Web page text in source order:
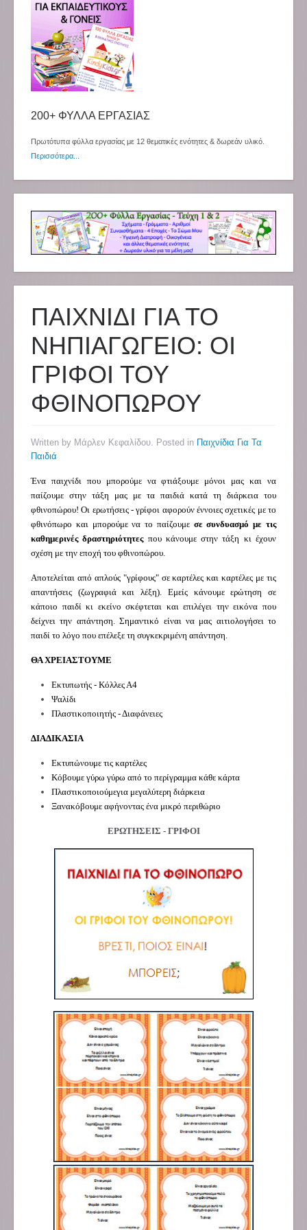
200+ ΦΥΛΛΑ ΕΡΓΑΣΙΑΣ
Πρωτότυπα φύλλα εργασίας με 12 θεματικές ενότητες & δωρεάν υλικό.
Περισσότερα...
ΠΑΙΧΝΙΔΙ ΓΙΑ ΤΟ
ΝΗΠΙΑΓΩΓΕΙΟ: ΟΙ
ΓΡΙΦΟΙ ΤΟΥ
ΦΘΙΝΟΠΩΡΟΥ
Written by Μάρλεν Κεφαλίδου. Posted in Παιχνίδια Για Τα
Παιδιά
Ένα παιχνίδι που μπορούμε να φτιάξουμε μόνοι μας και να
παίζουμε στην τάξη μας με τα παιδιά κατά τη διάρκεια του
φθινοπώρου! Οι ερωτήσεις - γρίφοι αφορούν έννοιες σχετικές με το
φθινόπωρο και μπορούμε να το παίζουμε σε συνδυασμό με τις
καθημερινές δραστηριότητεςπου κάνουμε στην τάξη κι έχουν
σχέση με την εποχή του φθινοπώρου.
Αποτελείται από απλούς "γρίφους" σε καρτέλες και καρτέλες με τις
απαντήσεις (ζωγραφιά και λέξη). Εμείς κάνουμε ερώτηση σε
κάποιο παιδί κι εκείνο σκέφτεται και επιλέγει την εικόνα που
δείχνει την απάντηση. Σημαντικό είναι να μας αιτιολογήσει το
παιδί το λόγο που επέλεξε τη συγκεκριμένη απάντηση.
ΘΑ ΧΡΕΙΑΣΤΟΥΜΕ
Εκτυπωτής - Κόλλες Α4
Ψαλίδι
Πλαστικοποιητής - Διαφάνειες
ΔΙΑΔΙΚΑΣΙΑ
Εκτυπώνουμε τις καρτέλες
Κόβουμε γύρω γύρω από το περίγραμμα κάθε κάρτα
Πλαστικοποιούμεγια μεγαλύτερη διάρκεια
Ξανακόβουμε αφήνοντας ένα μικρό περιθώριο
ΕΡΩΤΗΣΕΙΣ - ΓΡΙΦΟΙ